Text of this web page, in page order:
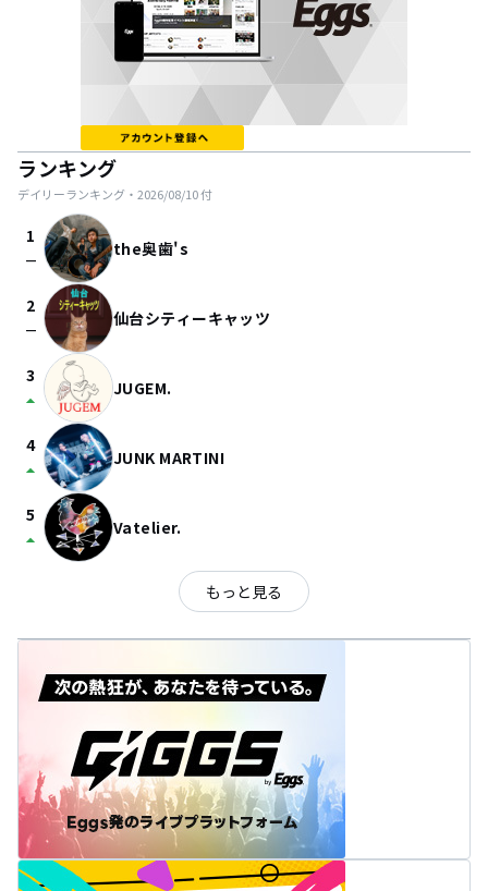
ランキング
デイリーランキング・ 2026/08/10付
1
check_indeterminate_small the奥歯's
2
check_indeterminate_small 仙台シティーキャッツ
3
arrow_drop_up JUGEM.
4
arrow_drop_up JUNK MARTINI
5
arrow_drop_up Vatelier.
もっと見る